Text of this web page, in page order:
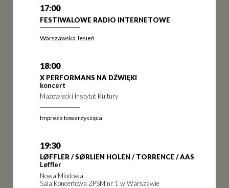
17:00
FESTIWALOWE RADIO INTERNETOWE
Warszawska Jesień
18:00
X PERFORMANS NA DŹWIĘKI
koncert
Mazowiecki Instytut Kultury
Impreza towarzysząca
19:30
LØFFLER / SØRLIEN HOLEN / TORRENCE / AAS
Løffler
Nowa Miodowa
Sala Koncertowa ZPSM nr 1 w Warszawie